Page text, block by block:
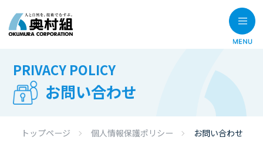
PRIVACY POLICY
お問い合わせ
トップページ 個人情報保護ポリシー お問い合わせ